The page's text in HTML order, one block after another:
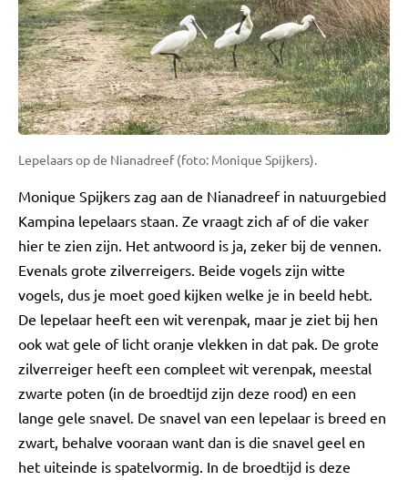
Lepelaars op de Nianadreef (foto: Monique Spijkers).
Monique Spijkers zag aan de Nianadreef in natuurgebied
Kampina lepelaars staan. Ze vraagt zich af of die vaker
hier te zien zijn. Het antwoord is ja, zeker bij de vennen.
Evenals grote zilverreigers. Beide vogels zijn witte
vogels, dus je moet goed kijken welke je in beeld hebt.
De lepelaar heeft een wit verenpak, maar je ziet bij hen
ook wat gele of licht oranje vlekken in dat pak. De grote
zilverreiger heeft een compleet wit verenpak, meestal
zwarte poten (in de broedtijd zijn deze rood) en een
lange gele snavel. De snavel van een lepelaar is breed en
zwart, behalve vooraan want dan is die snavel geel en
het uiteinde is spatelvormig. In de broedtijd is deze